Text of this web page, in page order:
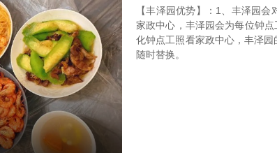
【丰泽园优势】：1、丰泽园
家政中心，丰泽园会为每位钟
化钟点工照看家政中心，丰泽
随时替换。